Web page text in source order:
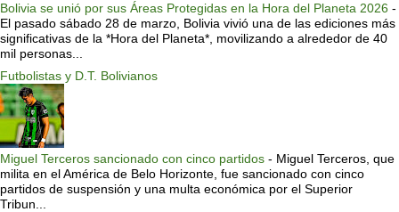
Bolivia se unió por sus Áreas Protegidas en la Hora del Planeta 2026 -
El pasado sábado 28 de marzo, Bolivia vivió una de las ediciones más
significativas de la *Hora del Planeta*, movilizando a alrededor de 40
mil personas...
Futbolistas y D.T. Bolivianos
Miguel Terceros sancionado con cinco partidos - Miguel Terceros, que
milita en el América de Belo Horizonte, fue sancionado con cinco
partidos de suspensión y una multa económica por el Superior
Tribun...